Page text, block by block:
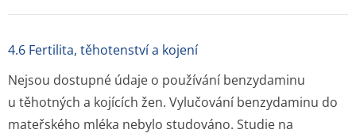
4.6 Fertilita, těhotenství a kojení
Nejsou dostupné údaje o používání benzydaminu
u těhotných a kojících žen. Vylučování benzydaminu do
mateřského mléka nebylo studováno. Studie na